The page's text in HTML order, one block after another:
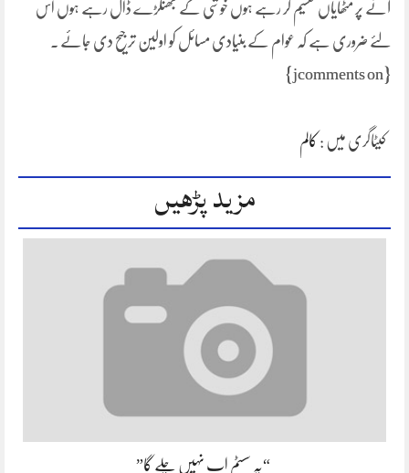
آنے پر مٹھایاں تقسیم کر رہے ہوں خوشی کے بھنگڑے ڈال رہے ہوں اس
لئے ضروری ہے کہ عوام کے بنیادی مسائل کو اولین ترجیح دی جائے ۔
{jcomments on}
کیٹاگری میں : کالم
مزید پڑھیں
“یہ سسٹم اب نہیں چلے گا”